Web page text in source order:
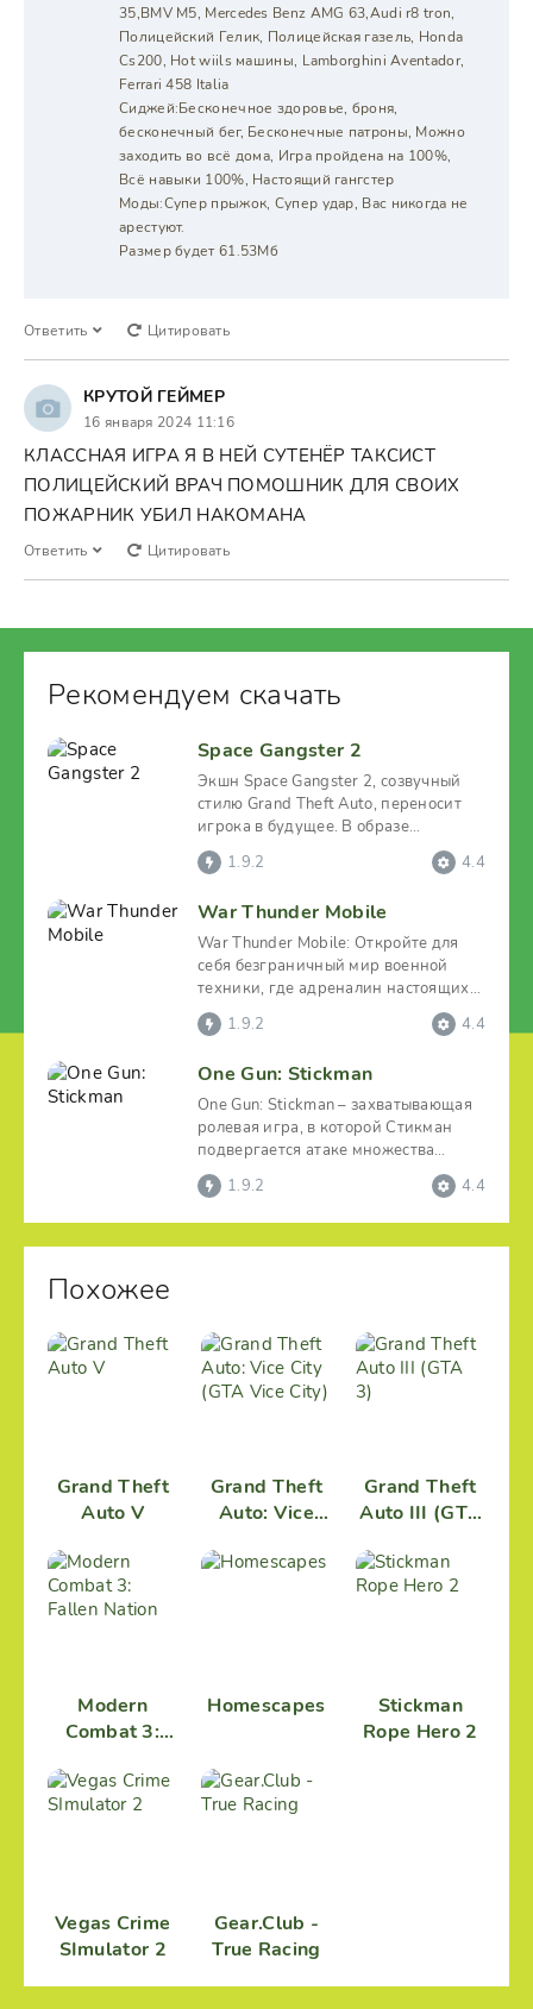
35,BMV M5, Mercedes Benz AMG 63,Audi r8 tron,
Полицейский Гелик, Полицейская газель, Honda
Cs200, Hot wiils машины, Lamborghini Aventador,
Ferrari 458 Italia
Сиджей:Бесконечное здоровье, броня,
бесконечный бег, Бесконечные патроны, Можно
заходить во всё дома, Игра пройдена на 100%,
Всё навыки 100%, Настоящий гангстер
Моды:Супер прыжок, Супер удар, Вас никогда не
арестуют.
Размер будет 61.53Мб
Ответить Цитировать
КРУТОЙ ГЕЙМЕР
16 января 2024 11:16
КЛАССНАЯ ИГРА Я В НЕЙ СУТЕНЁР ТАКСИСТ
ПОЛИЦЕЙСКИЙ ВРАЧ ПОМОШНИК ДЛЯ СВОИХ
ПОЖАРНИК УБИЛ НАКОМАНА
Ответить Цитировать
Рекомендуем скачать
Space Gangster 2
Экшн Space Gangster 2, созвучный
стилю Grand Theft Auto, переносит
игрока в будущее. В образе
закоренелого преступника
1.9.2 4.4
War Thunder Mobile
War Thunder Mobile: Откройте для
себя безграничный мир военной
техники, где адреналин настоящих
боев сливается с мощью
1.9.2 4.4
One Gun: Stickman
One Gun: Stickman – захватывающая
ролевая игра, в которой Стикман
подвергается атаке множества
монстров. Проект
1.9.2 4.4
Похожее
Grand Theft
Auto V
Grand Theft
Auto: Vice
Vice City)
Grand Theft
Auto III (GTA
Modern
Combat 3:
Homescapes
Stickman
Rope Hero 2
Vegas Crime
SImulator 2
Gear.Club -
True Racing